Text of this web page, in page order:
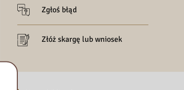
Zgłoś błąd
Złóż skargę lub wniosek